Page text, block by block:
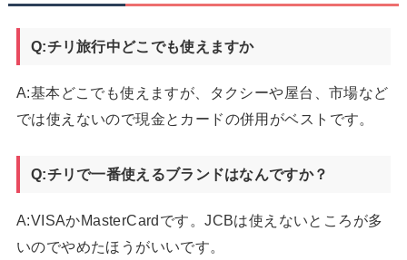
Q:チリ旅行中どこでも使えますか
A:基本どこでも使えますが、タクシーや屋台、市場など
では使えないので現金とカードの併用がベストです。
Q:チリで一番使えるブランドはなんですか？
A:VISAかMasterCardです。JCBは使えないところが多
いのでやめたほうがいいです。